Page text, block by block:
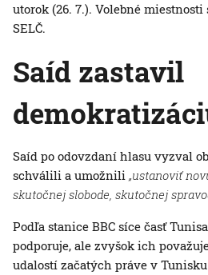
utorok (26. 7.). Volebné miestnosti
SELČ.
Saíd zastavil
Saíd po odovzdaní hlasu vyzval
schválili a umožnili „ustanoviť
skutočnej slobode, skutočnej
Podľa stanice BBC síce časť
podporuje, ale zvyšok ich
udalostí začatých práve v